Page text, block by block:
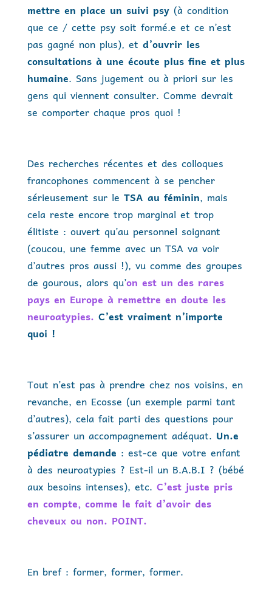
mettre en place un suivi psy(à condition
que ce / cette psy soit formé.e et ce n’est
pas gagné non plus), et d’ouvrir les
consultations à une écoute plus fine et plus
humaine. Sans jugement ou à priori sur les
gens qui viennent consulter. Comme devrait
se comporter chaque pros quoi !
Des recherches récentes et des colloques
francophones commencent à se pencher
sérieusement sur le TSA au féminin, mais
cela reste encore trop marginal et trop
élitiste : ouvert qu’au personnel soignant
(coucou, une femme avec un TSA va voir
d’autres pros aussi !), vu comme des groupes
de gourous, alors qu’on est un des rares
pays en Europe à remettre en doute les
neuroatypies. C’est vraiment n’importe
quoi !
Tout n’est pas à prendre chez nos voisins, en
revanche, en Ecosse (un exemple parmi tant
d’autres), cela fait parti des questions pour
s’assurer un accompagnement adéquat. Un.e
pédiatre demande : est-ce que votre enfant
à des neuroatypies ? Est-il un B.A.B.I ? (bébé
aux besoins intenses), etc. C’est juste pris
en compte, comme le fait d’avoir des
cheveux ou non. POINT.
En bref : former, former, former.